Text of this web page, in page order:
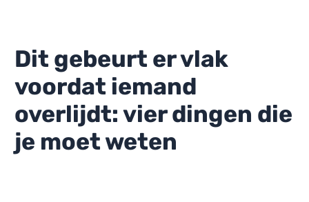
Dit gebeurt er vlak
voordat iemand
overlijdt: vier dingen die
je moet weten